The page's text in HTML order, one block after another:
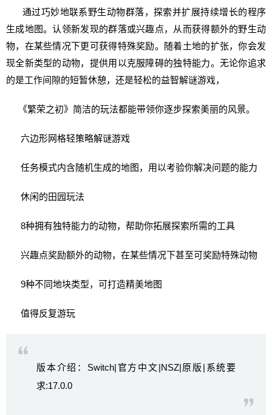
通过巧妙地联系野生动物群落，探索并扩展持续增长的程序
生成地图。认领新发现的群落或兴趣点，从而获得额外的野生动
物，在某些情况下更可获得特殊奖励。随着土地的扩张，你会发
现全新类型的动物，提供用以克服障碍的独特能力。无论你追求
的是工作间隙的短暂休憩，还是轻松的益智解谜游戏，
《繁荣之初》简洁的玩法都能带领你逐步探索美丽的风景。
六边形网格轻策略解谜游戏
任务模式内含随机生成的地图，用以考验你解决问题的能力
休闲的田园玩法
8种拥有独特能力的动物，帮助你拓展探索所需的工具
兴趣点奖励额外的动物，在某些情况下甚至可奖励特殊动物
9种不同地块类型，可打造精美地图
值得反复游玩
版本介绍：Switch|官方中文|NSZ|原版|系统要
求:17.0.0